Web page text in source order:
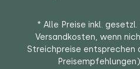
* Alle Preise inkl.
Versandkosten, wenn
Streichpreise entsprechen